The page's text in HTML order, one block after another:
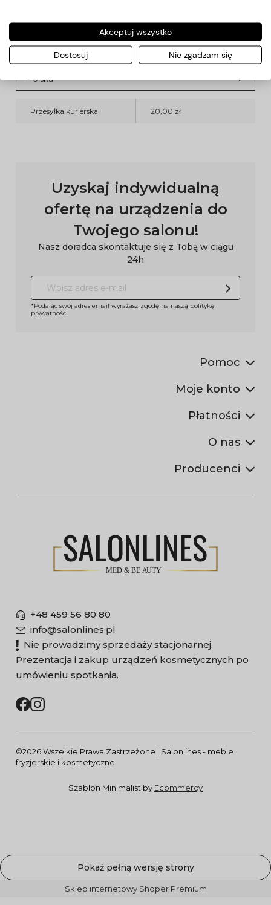
Koszty dostawy
Kraj wysyłki:
Przesyłka kurierska 20,00 zł
Uzyskaj indywidualną
ofertę na urządzenia do
Twojego salonu!
Nasz doradca skontaktuje się z Tobą w ciągu
24h
*Podając swój adres email wyrażasz zgodę na naszą politykę
prywatności
Pomoc
Moje konto
Płatności
O nas
Producenci
+48 459 56 80 80
info@salonlines.pl
Nie prowadzimy sprzedaży stacjonarnej.
Prezentacja i zakup urządzeń kosmetycznych po
umówieniu spotkania.
©2026 Wszelkie Prawa Zastrzeżone | Salonlines - meble
fryzjerskie i kosmetyczne
Szablon Minimalist by Ecommercy
Pokaż pełną wersję strony
Sklep internetowy Shoper Premium
Akceptuj wszystko
Dostosuj Nie zgadzam się